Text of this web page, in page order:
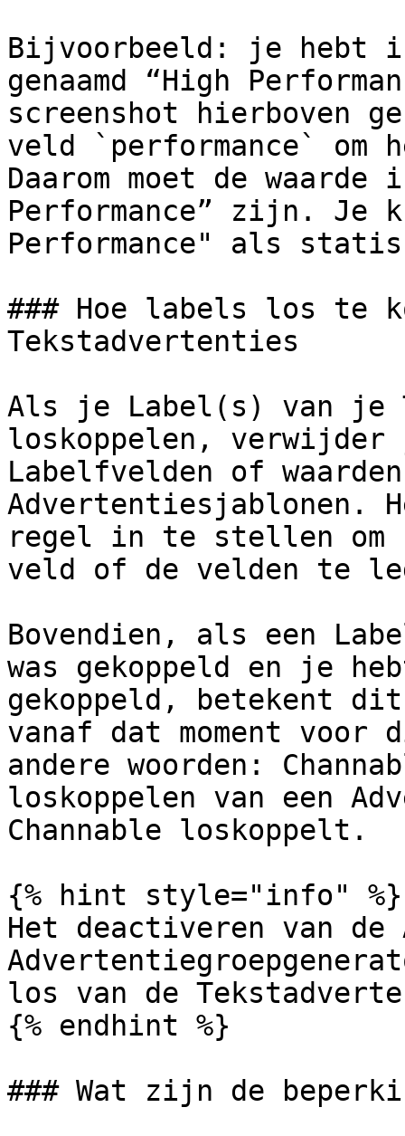
Bijvoorbeeld: je hebt
genaamd “High
screenshot hierboven
veld `performance` om
Daarom moet de
Performance” zijn. Je
Performance" als
### Hoe labels los te
Tekstadvertenties
Als je Label(s) van je
loskoppelen, verwijder
Labelfvelden of
Advertentiesjablonen.
regel in te stellen om
veld of de velden te
Bovendien, als een
was gekoppeld en je
gekoppeld, betekent
vanaf dat moment voor
andere woorden:
loskoppelen van een
Channable loskoppelt.
{% hint style="info" %}
Het deactiveren van
los van de
{% endhint %}
### Wat zijn de